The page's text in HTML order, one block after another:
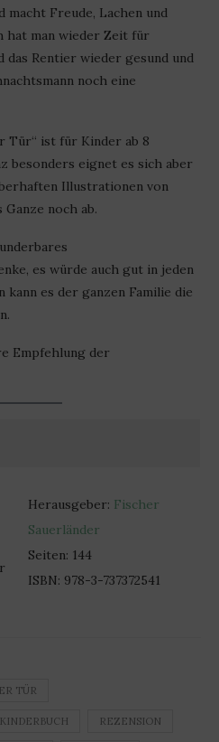
Freude, Lachen und
hat man wieder Zeit für
Rentier wieder gesund und
noch eine
Tür“ ist für Kinder ab 8
besonders eignet es sich aber
Illustrationen von
Ganze noch ab.
es würde auch gut in jeden
kann es der ganzen Familie die
Empfehlung der
Herausgeber: Fischer
Sauerländer
Seiten: 144
ISBN: 978-3-737372541
TÜR
KINDERBUCH REZENSION